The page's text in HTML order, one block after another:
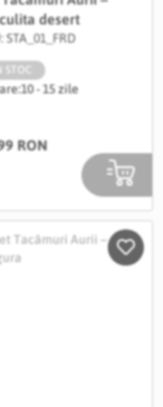
desert
STA_01_FRD
STOC
10 - 15 zile
RON